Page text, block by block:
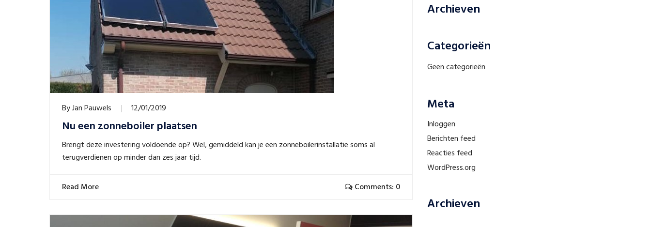
ByJan Pauwels 12/01/2019
Nu een zonneboiler plaatsen
Brengt deze investering voldoende op? Wel, gemiddeld kan je een zonneboilerinstallatie soms al
terugverdienen op minder dan zes jaar tijd.
Read More Comments: 0
Archieven
Categorieën
Geen categorieën
Meta
Inloggen
Berichten feed
Reacties feed
WordPress.org
Archieven